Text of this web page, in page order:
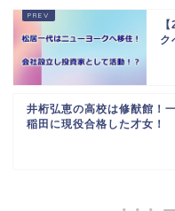
ク
井桁弘恵の高校は修猷館！
稲田に現役合格した才女！